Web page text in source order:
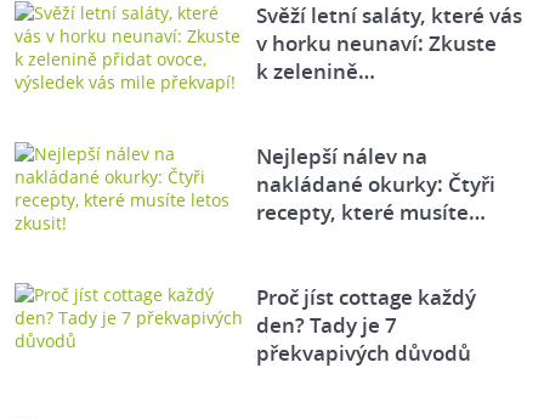
Svěží letní saláty, které vás
v horku neunaví: Zkuste
k zelenině…
Nejlepší nálev na
nakládané okurky: Čtyři
recepty, které musíte…
Proč jíst cottage každý
den? Tady je 7
překvapivých důvodů